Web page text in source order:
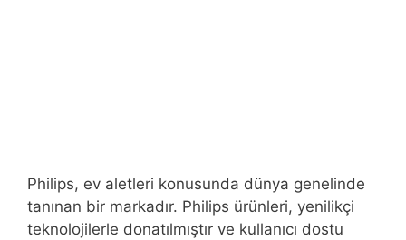
Philips, ev aletleri konusunda dünya genelinde
tanınan bir markadır. Philips ürünleri, yenilikçi
teknolojilerle donatılmıştır ve kullanıcı dostu